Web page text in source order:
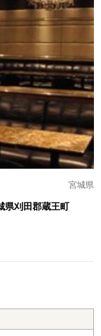
宮城県
県刈田郡蔵王町